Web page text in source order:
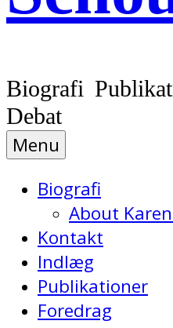
Biografi
Debat
Menu
Biografi
About
Kontakt
Indlæg
Publikationer
Foredrag